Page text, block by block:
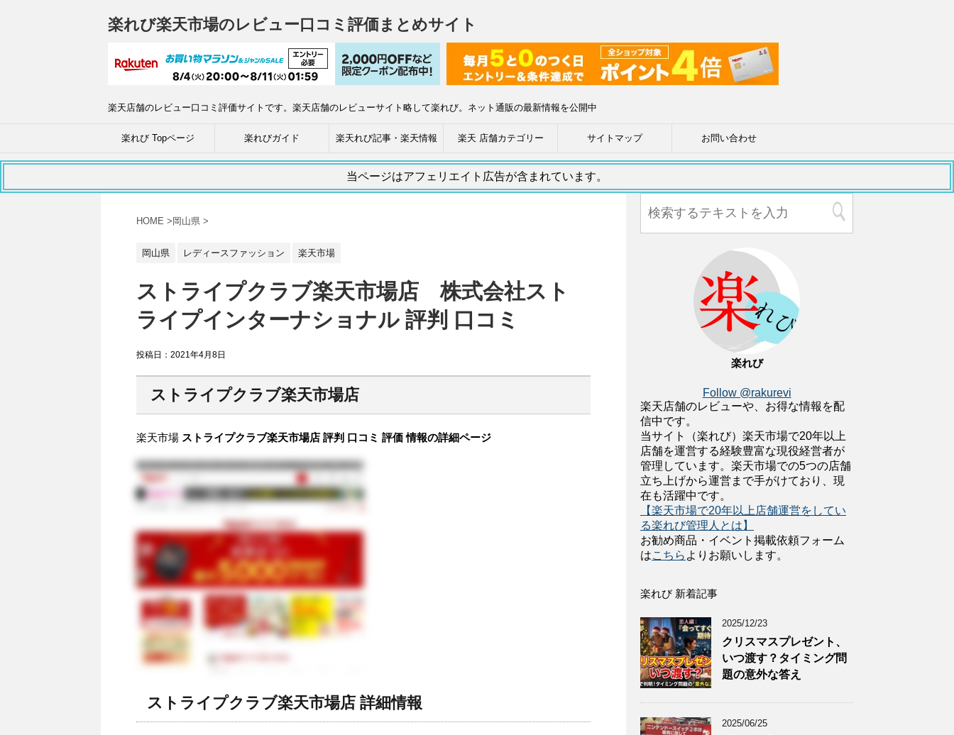
楽れび楽天市場のレビュー口コミ評価まとめサイト
楽天店舗のレビュー口コミ評価サイトです。楽天店舗のレビューサイト略して楽れび。ネット通販の最新情報を公開中
楽れび Topページ 楽れびガイド 楽天れび記事・楽天情報 楽天 店舗カテゴリー サイトマップ お問い合わせ
当ページはアフェリエイト広告が含まれています。
HOME > 岡山県 >
岡山県 レディースファッション 楽天市場
ストライプクラブ楽天市場店 株式会社スト
ライプインターナショナル 評判 口コミ
投稿日： 2021年4月8日
ストライプクラブ楽天市場店
楽天市場 ストライプクラブ楽天市場店 評判 口コミ 評価 情報の詳細ページ
ストライプクラブ楽天市場店 詳細情報
楽れび
Follow @rakurevi
楽天店舗のレビューや、お得な情報を配
信中です。
当サイト（楽れび）楽天市場で20年以上
店舗を運営する経験豊富な現役経営者が
管理しています。楽天市場での5つの店舗
立ち上げから運営まで手がけており、現
在も活躍中です。
【楽天市場で20年以上店舗運営をしてい
る楽れび管理人とは】
お勧め商品・イベント掲載依頼フォーム
はこちら よりお願いします。
楽れび 新着記事
2025/12/23
クリスマスプレゼント、
いつ渡す？タイミング問
題の意外な答え
2025/06/25